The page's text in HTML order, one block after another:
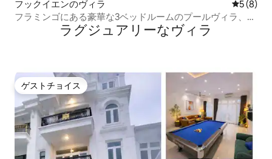
フックイエンのヴィラ レビュー
5 (8)
フラミンゴにある豪華な3ベッドルームのプールヴィラ、
庭、バスタブラグジュアリーなヴィラ
ゲストチョイス
ゲストチョイス